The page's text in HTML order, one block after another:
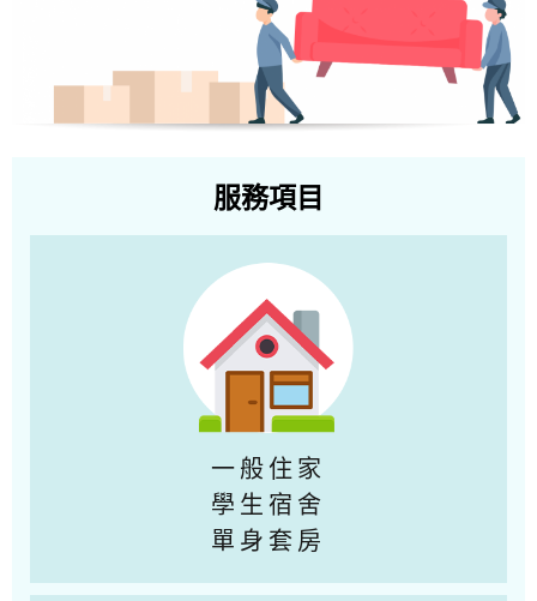
服務項目
一般住家
學生宿舍
單身套房